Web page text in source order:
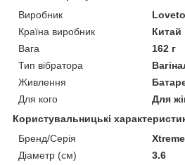
Виробник
Країна виробник
Китай
Вага
162 г
Тип вібратора
Живлення
Для кого
Для
Користувальницькі
Бренд/Серія
Діаметр (см)
3.6